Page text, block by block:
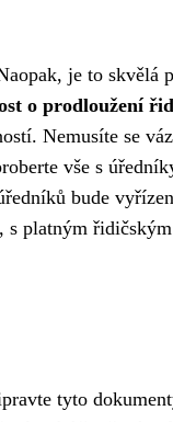
je to skvělá
o prodloužení
Nemusíte se
vše s
bude
platným
tyto